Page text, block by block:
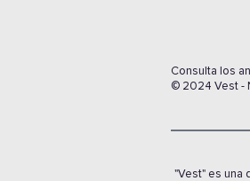
Consulta los
© 2024 Vest -
"Vest" es una